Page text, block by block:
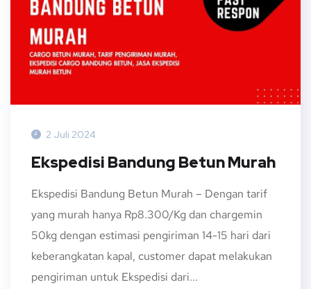
2 Juli 2024
Ekspedisi Bandung Betun Murah
Ekspedisi Bandung Betun Murah – Dengan tarif
yang murah hanya Rp8.300/Kg dan chargemin
50kg dengan estimasi pengiriman 14-15 hari dari
keberangkatan kapal, customer dapat melakukan
pengiriman untuk Ekspedisi dari...